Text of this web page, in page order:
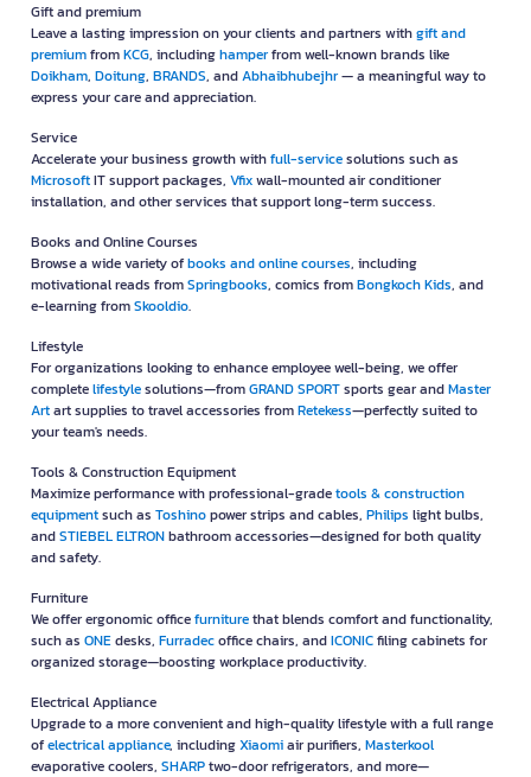
Gift and premium
Leave a lasting impression on your clients and partners withgift and
premiumfromKCG, includinghamperfrom well-known brands like
Doikham, Doitung, BRANDS, andAbhaibhubejhr— a meaningful way to
express your care and appreciation.
Service
Accelerate your business growth withfull-servicesolutions such as
MicrosoftIT support packages, Vfixwall-mounted air conditioner
installation, and other services that support long-term success.
Books and Online Courses
Browse a wide variety ofbooks and online courses, including
motivational reads fromSpringbooks, comics fromBongkoch Kids, and
e-learning fromSkooldio.
Lifestyle
For organizations looking to enhance employee well-being, we offer
completelifestylesolutions—fromGRAND SPORTsports gear andMaster
Artart supplies to travel accessories fromRetekess—perfectly suited to
your team's needs.
Tools & Construction Equipment
Maximize performance with professional-gradetools & construction
equipmentsuch as Toshinopower strips and cables, Philips light bulbs,
andSTIEBEL ELTRONbathroom accessories—designed for both quality
and safety.
Furniture
We offer ergonomic officefurniturethat blends comfort and functionality,
such as ONEdesks, Furradecoffice chairs, andICONICfiling cabinets for
organized storage—boosting workplace productivity.
Electrical Appliance
Upgrade to a more convenient and high-quality lifestyle with a full range
ofelectrical appliance, includingXiaomiair purifiers, Masterkool
evaporative coolers, SHARPtwo-door refrigerators, and more—